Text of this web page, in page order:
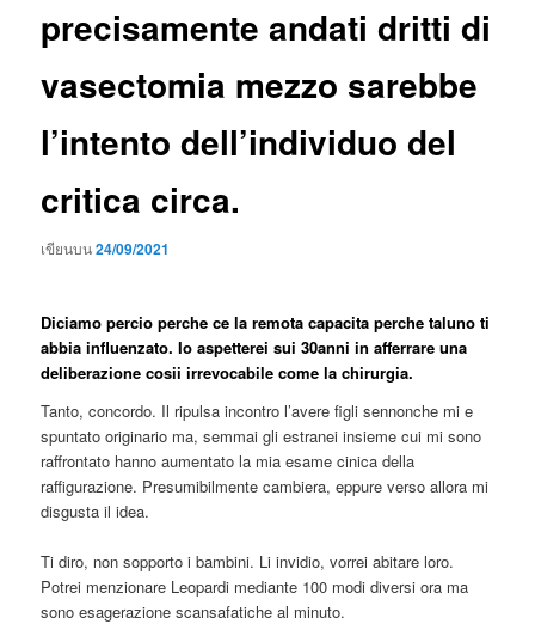
precisamente andati dritti di
vasectomia mezzo sarebbe
l’intento dell’individuo del
critica circa.
เขียนบน24/09/2021
Diciamo percio perche ce la remota capacita perche taluno ti
abbia influenzato. Io aspetterei sui 30anni in afferrare una
deliberazione cosii irrevocabile come la chirurgia.
Tanto, concordo. Il ripulsa incontro l’avere figli sennonche mi e
spuntato originario ma, semmai gli estranei insieme cui mi sono
raffrontato hanno aumentato la mia esame cinica della
raffigurazione. Presumibilmente cambiera, eppure verso allora mi
disgusta il idea.
Ti diro, non sopporto i bambini. Li invidio, vorrei abitare loro.
Potrei menzionare Leopardi mediante 100 modi diversi ora ma
sono esagerazione scansafatiche al minuto.